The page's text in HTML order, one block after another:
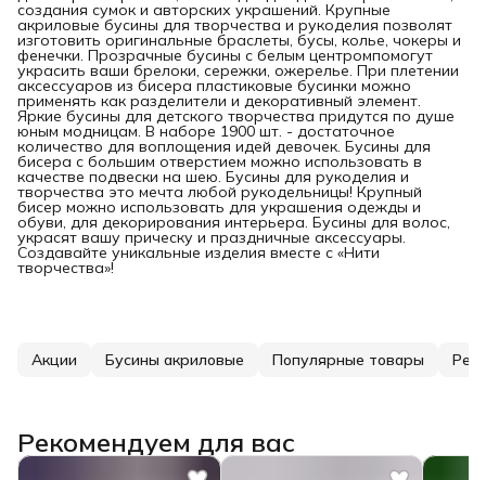
создания сумок и авторских украшений. Крупные
акриловые бусины для творчества и рукоделия позволят
изготовить оригинальные браслеты, бусы, колье, чокеры и
фенечки. Прозрачные бусины с белым центромпомогут
украсить ваши брелоки, сережки, ожерелье. При плетении
аксессуаров из бисера пластиковые бусинки можно
применять как разделители и декоративный элемент.
Яркие бусины для детского творчества придутся по душе
юным модницам. В наборе 1900 шт. - достаточное
количество для воплощения идей девочек. Бусины для
бисера с большим отверстием можно использовать в
качестве подвески на шею. Бусины для рукоделия и
творчества это мечта любой рукодельницы! Крупный
бисер можно использовать для украшения одежды и
обуви, для декорирования интерьера. Бусины для волос,
украсят вашу прическу и праздничные аксессуары.
Создавайте уникальные изделия вместе с «Нити
творчества»!
Акции Бусины акриловые Популярные товары
Рекомендуем для вас